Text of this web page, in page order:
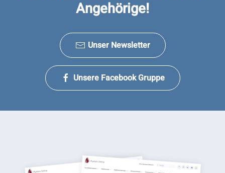
Angehörige!
Unser Newsletter
Unsere Facebook Gruppe